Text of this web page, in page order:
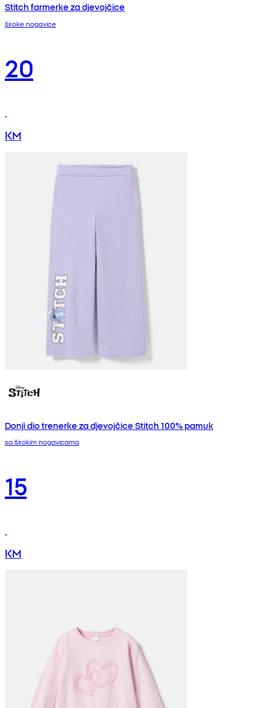
Stitch farmerke za djevojčice
široke nogavice
20
KM
Donji dio trenerke za djevojčice Stitch 100% pamuk
sa širokim nogavicama
15
KM